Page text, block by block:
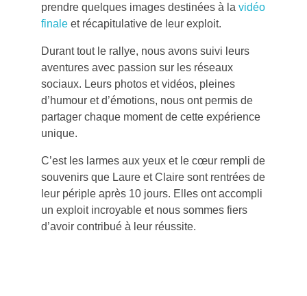
prendre quelques images destinées à la vidéo
finale et récapitulative de leur exploit.
Durant tout le rallye, nous avons suivi leurs
aventures avec passion sur les réseaux
sociaux. Leurs photos et vidéos, pleines
d’humour et d’émotions, nous ont permis de
partager chaque moment de cette expérience
unique.
C’est les larmes aux yeux et le cœur rempli de
souvenirs que Laure et Claire sont rentrées de
leur périple après 10 jours. Elles ont accompli
un exploit incroyable et nous sommes fiers
d’avoir contribué à leur réussite.